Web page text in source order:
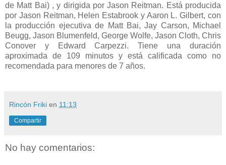
de Matt Bai) , y dirigida por Jason Reitman. Está producida
por Jason Reitman, Helen Estabrook y Aaron L. Gilbert, con
la producción ejecutiva de Matt Bai, Jay Carson, Michael
Beugg, Jason Blumenfeld, George Wolfe, Jason Cloth, Chris
Conover y Edward Carpezzi. Tiene una duración
aproximada de 109 minutos y está calificada como no
recomendada para menores de 7 años.
Rincón Friki en 11:13
Compartir
No hay comentarios: